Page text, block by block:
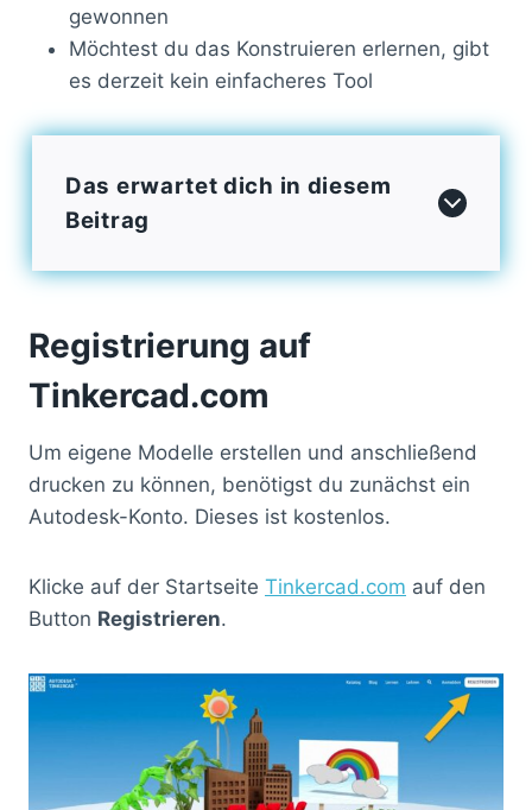
gewonnen
Möchtest du das Konstruieren erlernen, gibt
es derzeit kein einfacheres Tool
Das erwartet dich in diesem
Beitrag
Registrierung auf
Tinkercad.com
Um eigene Modelle erstellen und anschließend
drucken zu können, benötigst du zunächst ein
Autodesk-Konto. Dieses ist kostenlos.
Klicke auf der Startseite Tinkercad.com auf den
Button Registrieren.